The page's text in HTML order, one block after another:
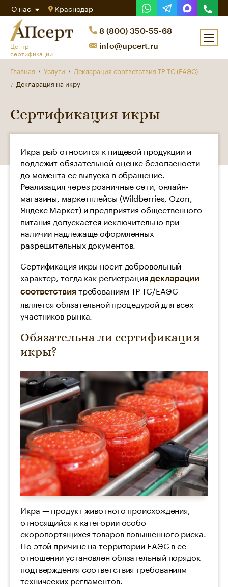
О нас Краснодар
Центр
сертификации
8 (800) 350-55-68
info@upcert.ru
Главная Услуги
Декларация соответствия ТР ТС (ЕАЭС)
Декларация на икру
Сертификация икры
Икра рыб относится к пищевой продукции и
подлежит обязательной оценке безопасности
до момента ее выпуска в обращение.
Реализация через розничные сети, онлайн-
магазины, маркетплейсы (Wildberries, Ozon,
Яндекс Маркет) и предприятия общественного
питания допускается исключительно при
наличии надлежаще оформленных
разрешительных документов.
Сертификация икры носит добровольный
характер, тогда как регистрация декларации
соответствия требованиям ТР ТС/ЕАЭС
является обязательной процедурой для всех
участников рынка.
Обязательна ли сертификация
икры?
Икра — продукт животного происхождения,
относящийся к категории особо
скоропортящихся товаров повышенного риска.
По этой причине на территории ЕАЭС в ее
отношении установлен обязательный порядок
подтверждения соответствия требованиям
технических регламентов.